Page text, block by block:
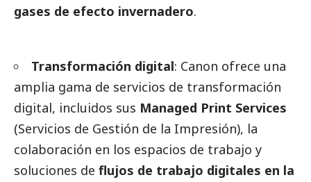
gases de efecto invernadero.
Transformación digital: Canon ofrece una
amplia gama de servicios de transformación
digital, incluidos sus Managed Print Services
(Servicios de Gestión de la Impresión), la
colaboración en los espacios de trabajo y
soluciones de flujos de trabajo digitales en la